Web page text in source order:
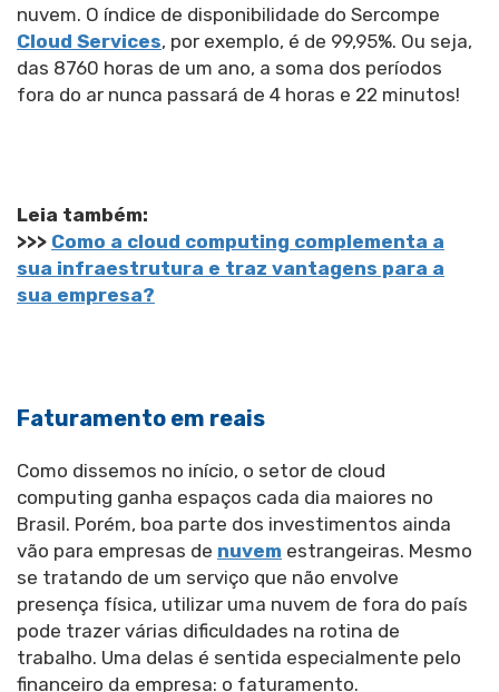
nuvem. O índice de disponibilidade do Sercompe
Cloud Services, por exemplo, é de 99,95%. Ou seja,
das 8760 horas de um ano, a soma dos períodos
fora do ar nunca passará de 4 horas e 22 minutos!
Leia também:
>>> Como a cloud computing complementa a
sua infraestrutura e traz vantagens para a
sua empresa?
Faturamento em reais
Como dissemos no início, o setor de cloud
computing ganha espaços cada dia maiores no
Brasil. Porém, boa parte dos investimentos ainda
vão para empresas de nuvem estrangeiras. Mesmo
se tratando de um serviço que não envolve
presença física, utilizar uma nuvem de fora do país
pode trazer várias dificuldades na rotina de
trabalho. Uma delas é sentida especialmente pelo
financeiro da empresa: o faturamento.